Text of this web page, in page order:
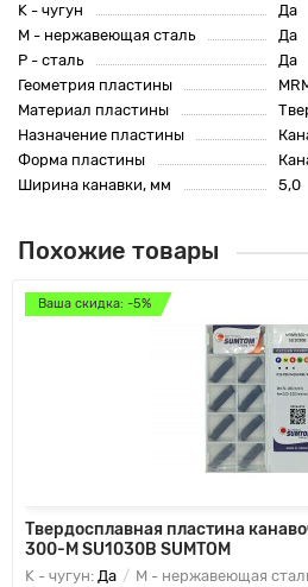
K - чугун
Да
M - нержавеющая сталь
Да
P - сталь
Да
Геометрия пластины
Материал пластины
Назначение пластины
Форма пластины
Ширина канавки, мм
5,0
Похожие товары
Ваша скидка: -5%
Твердосплавная пластина
300-M SU1030B SUMTOM
K - чугун: Да M - нержавеющая